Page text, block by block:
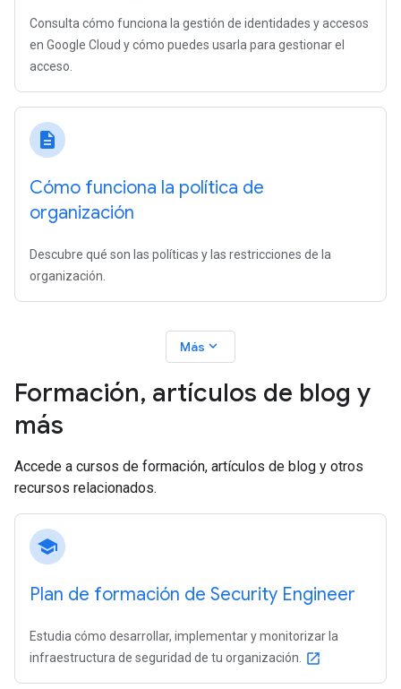
Consulta cómo funciona la gestión de identidades y accesos
en Google Cloud y cómo puedes usarla para gestionar el
acceso.
description
Cómo funciona la política de
organización
Descubre qué son las políticas y las restricciones de la
organización.
Más expand_more
Formación, artículos de blog y
más
Accede a cursos de formación, artículos de blog y otros
recursos relacionados.
school
Plan de formación de Security Engineer
Estudia cómo desarrollar, implementar y monitorizar la
infraestructura de seguridad de tu organización.
open_in_new